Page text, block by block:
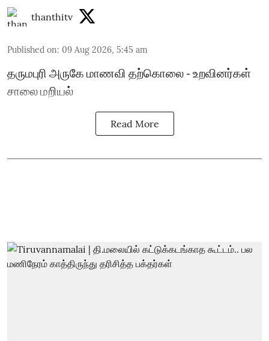
thanthitv
Published on: 09 Aug 2026, 5:45 am
தருமபுரி அருகே மாணவி தற்கொலை - உறவினர்கள்
சாலை மறியல்
Read More